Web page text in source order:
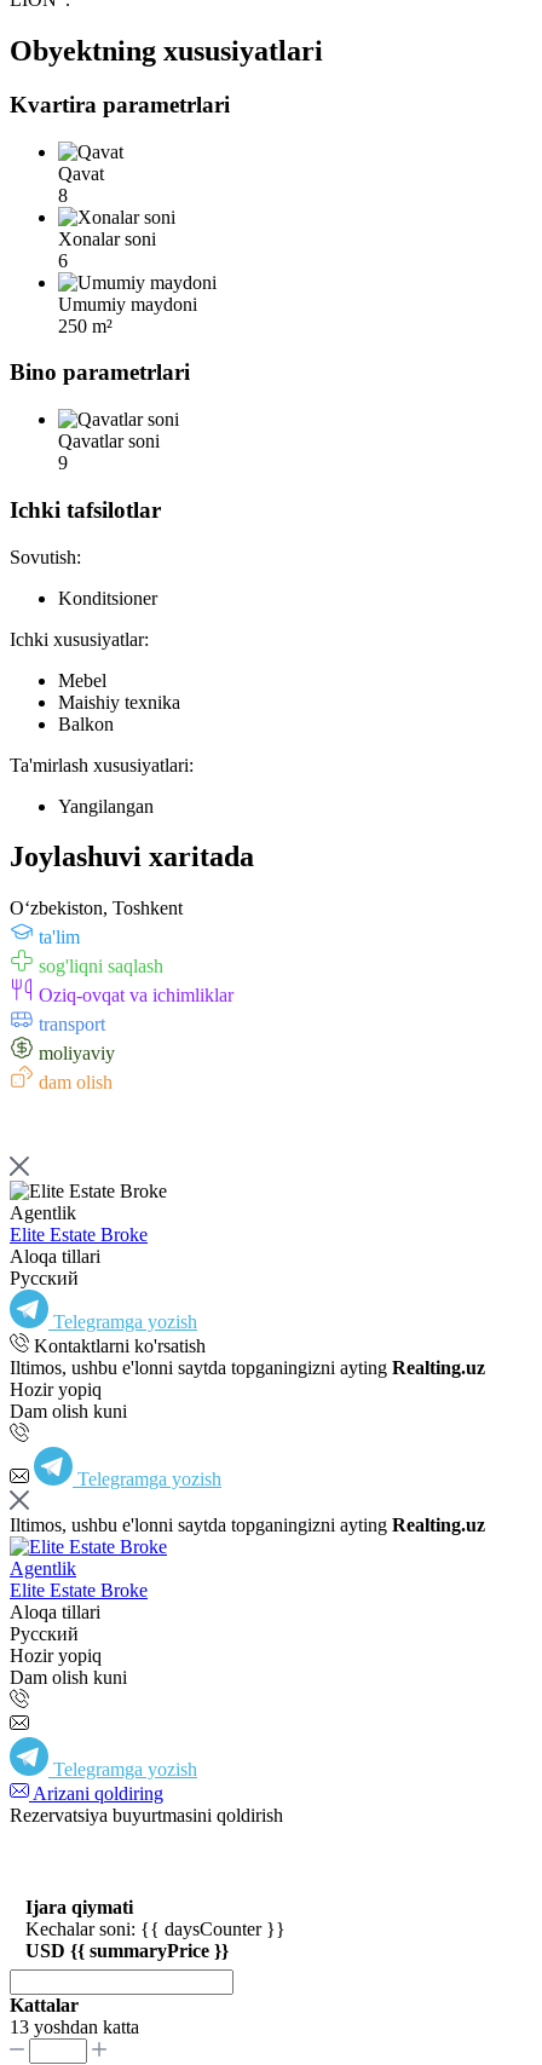
Obyektning xususiyatlari
Kvartira parametrlari
Qavat
8
Xonalar soni
6
Umumiy maydoni
250 m²
Bino parametrlari
Qavatlar soni
9
Ichki tafsilotlar
Sovutish:
Konditsioner
Ichki xususiyatlar:
Mebel
Maishiy texnika
Balkon
Ta'mirlash xususiyatlari:
Yangilangan
Joylashuvi xaritada
Oʻzbekiston, Toshkent
ta'lim
sog'liqni saqlash
Oziq-ovqat va ichimliklar
transport
moliyaviy
dam olish
Agentlik
Elite Estate Broke
Aloqa tillari
Русский
Telegramga yozish
Kontaktlarni ko'rsatish
Iltimos, ushbu e'lonni saytda topganingizni ayting Realting.uz
Hozir yopiq
Dam olish kuni
Telegramga yozish
Iltimos, ushbu e'lonni saytda topganingizni ayting Realting.uz
Agentlik
Elite Estate Broke
Aloqa tillari
Русский
Hozir yopiq
Dam olish kuni
Telegramga yozish
Arizani qoldiring
Rezervatsiya buyurtmasini qoldirish
Ijara qiymati
Kechalar soni: {{ daysCounter }}
USD {{ summaryPrice }}
Kattalar
13 yoshdan katta